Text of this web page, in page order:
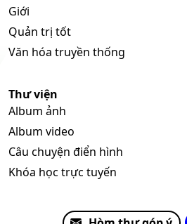
Giới
Quản trị tốt
Văn hóa truyền thống
Thư viện
Album ảnh
Album video
Câu chuyện điển hình
Khóa học trực tuyến